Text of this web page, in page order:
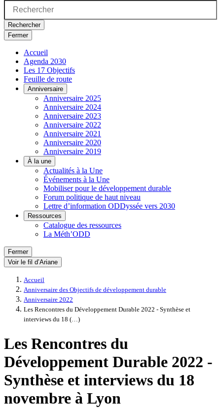
Rechercher
Fermer
Accueil
Agenda 2030
Les 17 Objectifs
Feuille de route
Anniversaire
Anniversaire 2025
Anniversaire 2024
Anniversaire 2023
Anniversaire 2022
Anniversaire 2021
Anniversaire 2020
Anniversaire 2019
À la une
Actualités à la Une
Événements à la Une
Mobiliser pour le développement durable
Forum politique de haut niveau
Lettre d’information ODDyssée vers 2030
Ressources
Catalogue des ressources
La Méth’ODD
Fermer
Voir le fil d’Ariane
Accueil
Anniversaire des Objectifs de développement durable
Anniversaire 2022
Les Rencontres du Développement Durable 2022 - Synthèse et
interviews du 18 (…)
Les Rencontres du
Développement Durable 2022 -
Synthèse et interviews du 18
novembre à Lyon